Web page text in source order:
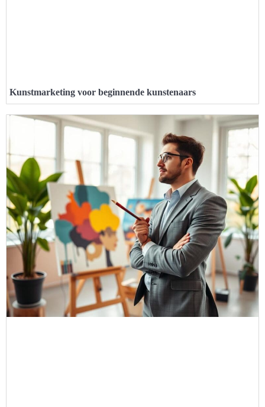
Kunstmarketing voor beginnende kunstenaars